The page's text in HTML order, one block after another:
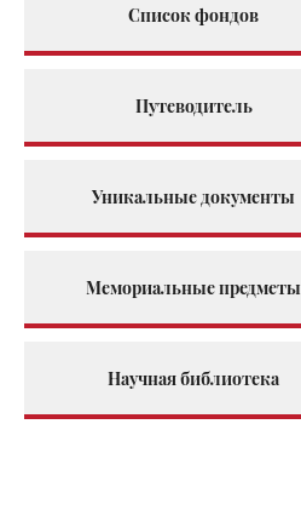
Список фондов
Путеводитель
Уникальные документы
Мемориальные предметы
Научная библиотека